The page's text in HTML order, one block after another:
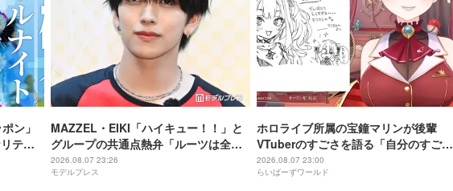
ン」
ティ
MAZZEL・EIKI「ハイキュー！！」と
グループの共通点熱弁「ルーツは全然
違うんですけど」
2026.08.07 23:26
モデルプレス
ホロライブ所属の宝鐘マリンが後輩
VTuberのすごさを語る「自分のすごさ
に気づいてない」
2026.08.07 23:00
らいばーずワールド